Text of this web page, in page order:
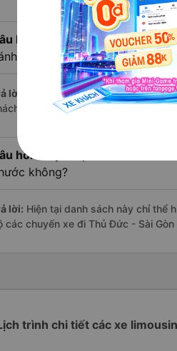
hỏi:
Xe limousine nào từ
giá tốt nhất?
lời: Trong số các hãng,Petro Bình
hàng – một con số minh chứng
hỏi:
Đây có phải là tất cả
không?
lời: Hiện tại danh sách này chỉ thể
các chuyến xe đi Thủ Đức - Sài Gòn
trình chi tiết các xe